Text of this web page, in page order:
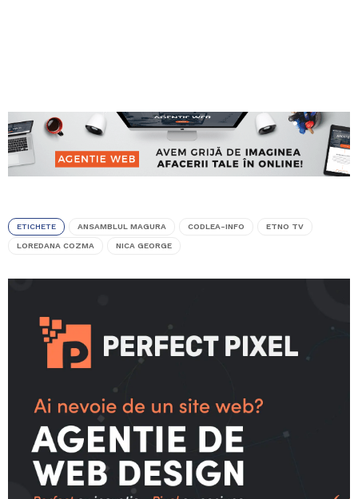
ETICHETE ANSAMBLUL MAGURA CODLEA-INFO ETNO TV
LOREDANA COZMA NICA GEORGE